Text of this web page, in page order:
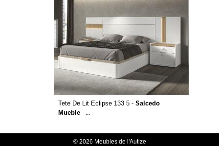
Tete De Lit Eclipse 133 5 - Salcedo
Mueble
...
© 2026 Meubles de l'Autize